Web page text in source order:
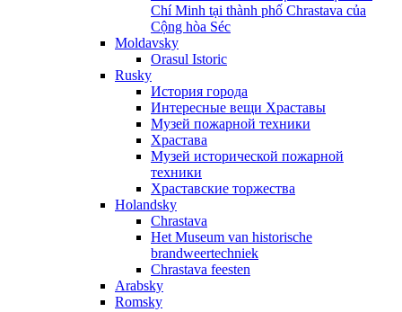
Chí Minh tại thành phố Chrastava của
Cộng hòa Séc
Moldavsky
Orasul Istoric
Rusky
История города
Интересные вещи Храставы
Музей пожарной техники
Храстава
Музей исторической пожарной
техники
Храставские торжества
Holandsky
Chrastava
Het Museum van historische
brandweertechniek
Chrastava feesten
Arabsky
Romsky